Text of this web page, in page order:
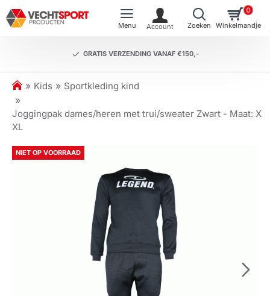
GRATIS VERZENDING VANAF €150,-
0
h
m
Kids Sportkleding kind
Joggingpak dames/heren met trui/sweater Zwart - Maat: X
XL
NIET OP VOORRAAD